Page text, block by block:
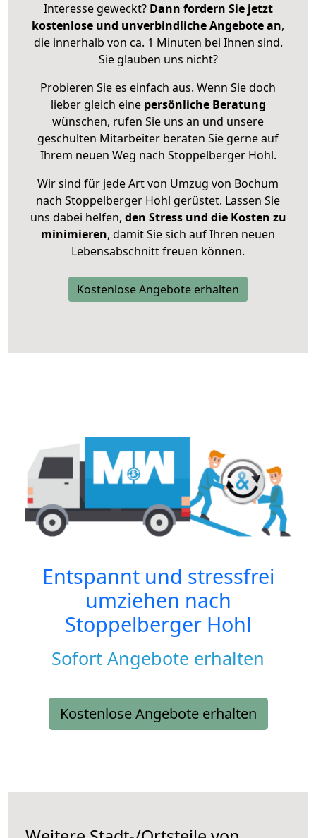
Interesse geweckt? Dann fordern Sie jetzt
kostenlose und unverbindliche Angebote an,
die innerhalb von ca. 1 Minuten bei Ihnen sind.
Sie glauben uns nicht?
Probieren Sie es einfach aus. Wenn Sie doch
lieber gleich eine persönliche Beratung
wünschen, rufen Sie uns an und unsere
geschulten Mitarbeiter beraten Sie gerne auf
Ihrem neuen Weg nach Stoppelberger Hohl.
Wir sind für jede Art von Umzug von Bochum
nach Stoppelberger Hohl gerüstet. Lassen Sie
uns dabei helfen, den Stress und die Kosten zu
minimieren, damit Sie sich auf Ihren neuen
Lebensabschnitt freuen können.
Kostenlose Angebote erhalten
Entspannt und stressfrei
umziehen nach
Stoppelberger Hohl
Sofort Angebote erhalten
Kostenlose Angebote erhalten